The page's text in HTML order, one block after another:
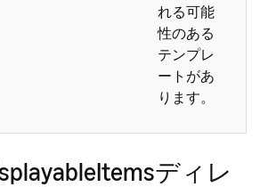
れる可能
性のある
テンプレ
ートがあ
ります。
ディレ